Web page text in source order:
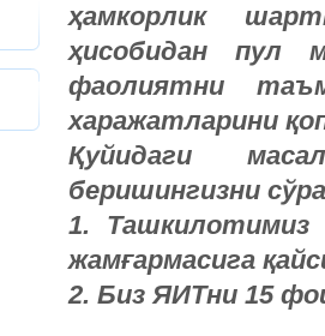
ҳамкорлик
ҳисобидан
пул
фаолиятни
харажатларини
Қуйидаги
беришингизни
1. Ташкилотимиз
жамғармасига
2. Биз ЯИТни 15